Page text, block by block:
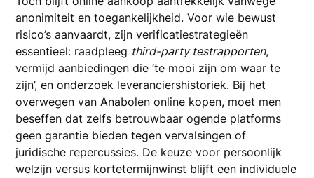
anonimiteit en toegankelijkheid. Voor wie bewust
risico’s aanvaardt, zijn verificatiestrategieën
essentieel: raadpleeg third-party testrapporten,
vermijd aanbiedingen die ‘te mooi zijn om waar te
zijn’, en onderzoek leveranciershistoriek. Bij het
overwegen vanAnabolen online kopen, moet men
beseffen dat zelfs betrouwbaar ogende platforms
geen garantie bieden tegen vervalsingen of
juridische repercussies. De keuze voor persoonlijk
welzijn versus kortetermijnwinst blijft een individuele